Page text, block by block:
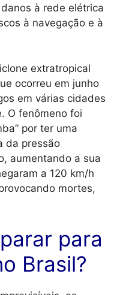
à rede elétrica
à navegação e à
extratropical
ocorreu em junho
em várias cidades
O fenômeno foi
por ter uma
da pressão
aumentando a sua
a 120 km/h
mortes,
para
Brasil?